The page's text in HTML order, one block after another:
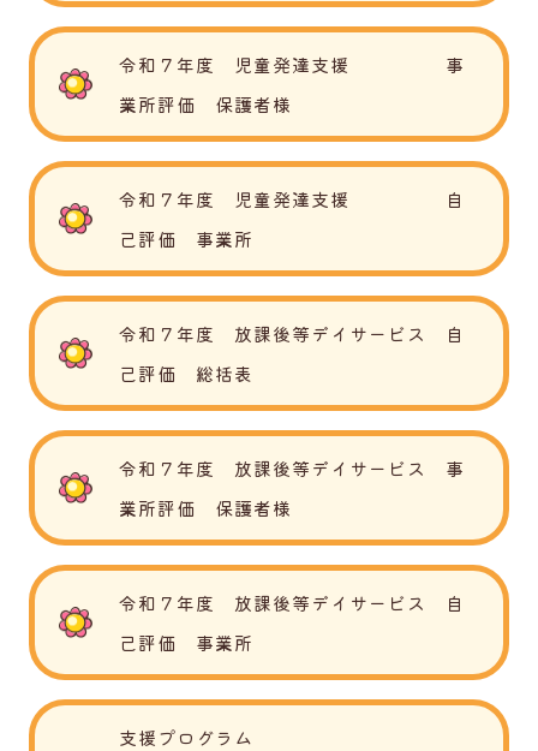
令和７年度 児童発達支援 事
業所評価 保護者様
令和７年度 児童発達支援 自
己評価 事業所
令和７年度 放課後等デイサービス 自
己評価 総括表
令和７年度 放課後等デイサービス 事
業所評価 保護者様
令和７年度 放課後等デイサービス 自
己評価 事業所
支援プログラム